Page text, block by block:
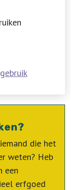
die het
weten? Heb
een
erfgoed